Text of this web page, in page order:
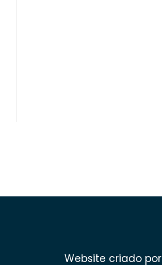
Website criado por